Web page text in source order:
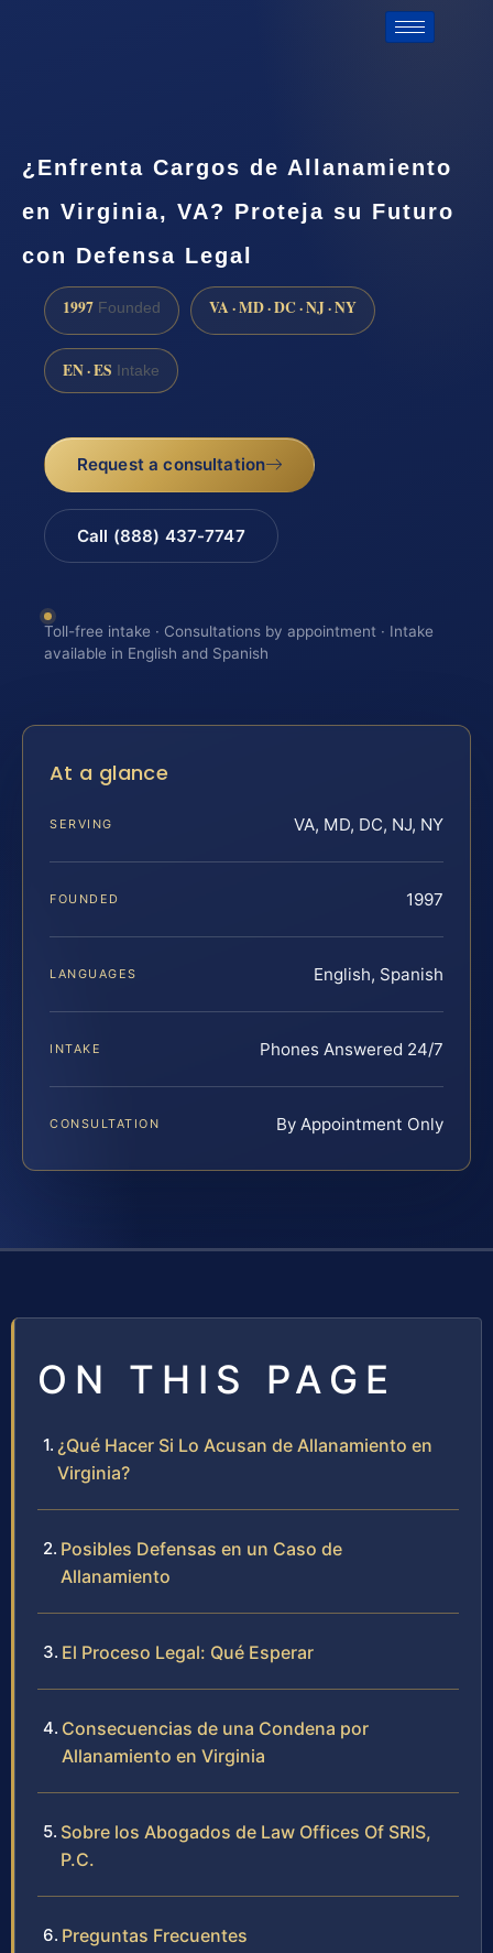
¿Enfrenta Cargos de Allanamiento
en Virginia, VA? Proteja su Futuro
con Defensa Legal
1997 Founded VA · MD · DC · NJ · NY
EN · ES Intake
Request a consultation
Call (888) 437-7747
Toll-free intake · Consultations by appointment · Intake
available in English and Spanish
At a glance
SERVING VA, MD, DC, NJ, NY
FOUNDED 1997
LANGUAGES English, Spanish
INTAKE Phones Answered 24/7
CONSULTATION By Appointment Only
ON THIS PAGE
¿Qué Hacer Si Lo Acusan de Allanamiento en
Virginia?
Posibles Defensas en un Caso de
Allanamiento
El Proceso Legal: Qué Esperar
Consecuencias de una Condena por
Allanamiento en Virginia
Sobre los Abogados de Law Offices Of SRIS,
P.C.
Preguntas Frecuentes